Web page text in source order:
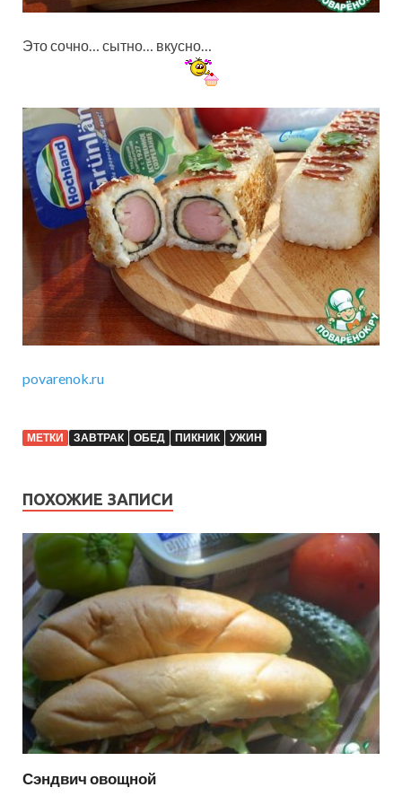
Это сочно… сытно… вкусно…
povarenok.ru
МЕТКИ ЗАВТРАК ОБЕД ПИКНИК УЖИН
ПОХОЖИЕ ЗАПИСИ
Сэндвич овощной